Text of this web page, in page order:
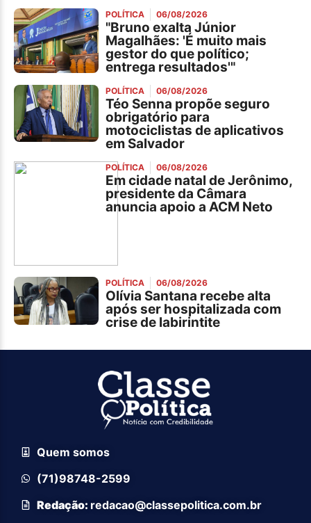
POLÍTICA 06/08/2026
"Bruno exalta Júnior
Magalhães: 'É muito mais
gestor do que político;
entrega resultados'"
POLÍTICA 06/08/2026
Téo Senna propõe seguro
obrigatório para
motociclistas de aplicativos
em Salvador
POLÍTICA 06/08/2026
Em cidade natal de Jerônimo,
presidente da Câmara
anuncia apoio a ACM Neto
POLÍTICA 06/08/2026
Olívia Santana recebe alta
após ser hospitalizada com
crise de labirintite
Quem somos
(71)98748-2599
Redação: redacao@classepolitica.com.br